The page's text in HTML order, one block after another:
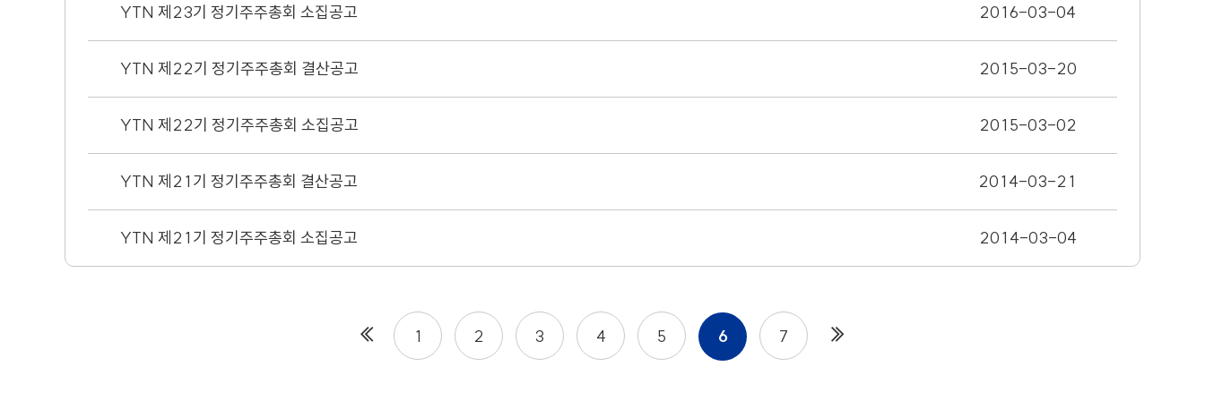
YTN 제23기 정기주주총회 소집공고 2016-03-04
YTN 제22기 정기주주총회 결산공고 2015-03-20
YTN 제22기 정기주주총회 소집공고 2015-03-02
YTN 제21기 정기주주총회 결산공고 2014-03-21
YTN 제21기 정기주주총회 소집공고 2014-03-04
1 2 3 4 5 6 7